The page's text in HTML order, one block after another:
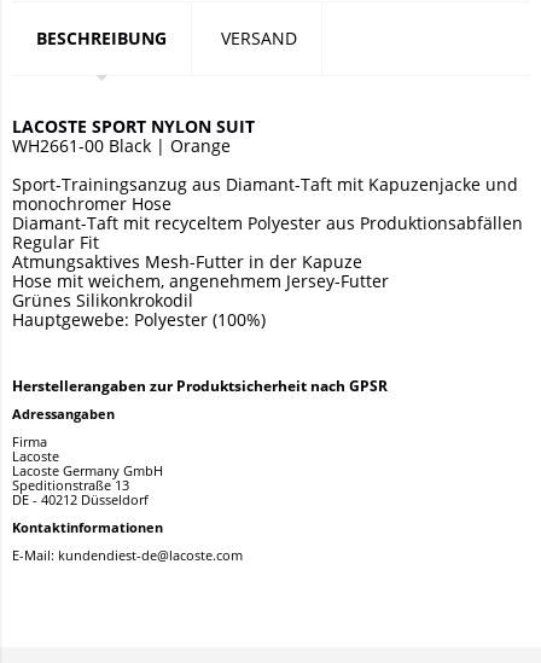
BESCHREIBUNG VERSAND
LACOSTE SPORT NYLON SUIT
WH2661-00 Black | Orange
Sport-Trainingsanzug aus Diamant-Taft mit Kapuzenjacke und
monochromer Hose
Diamant-Taft mit recyceltem Polyester aus Produktionsabfällen
Regular Fit
Atmungsaktives Mesh-Futter in der Kapuze
Hose mit weichem, angenehmem Jersey-Futter
Grünes Silikonkrokodil
Hauptgewebe: Polyester (100%)
Herstellerangaben zur Produktsicherheit nach GPSR
Adressangaben
Firma
Lacoste
Lacoste Germany GmbH
Speditionstraße 13
DE - 40212 Düsseldorf
Kontaktinformationen
E-Mail: kundendiest-de@lacoste.com